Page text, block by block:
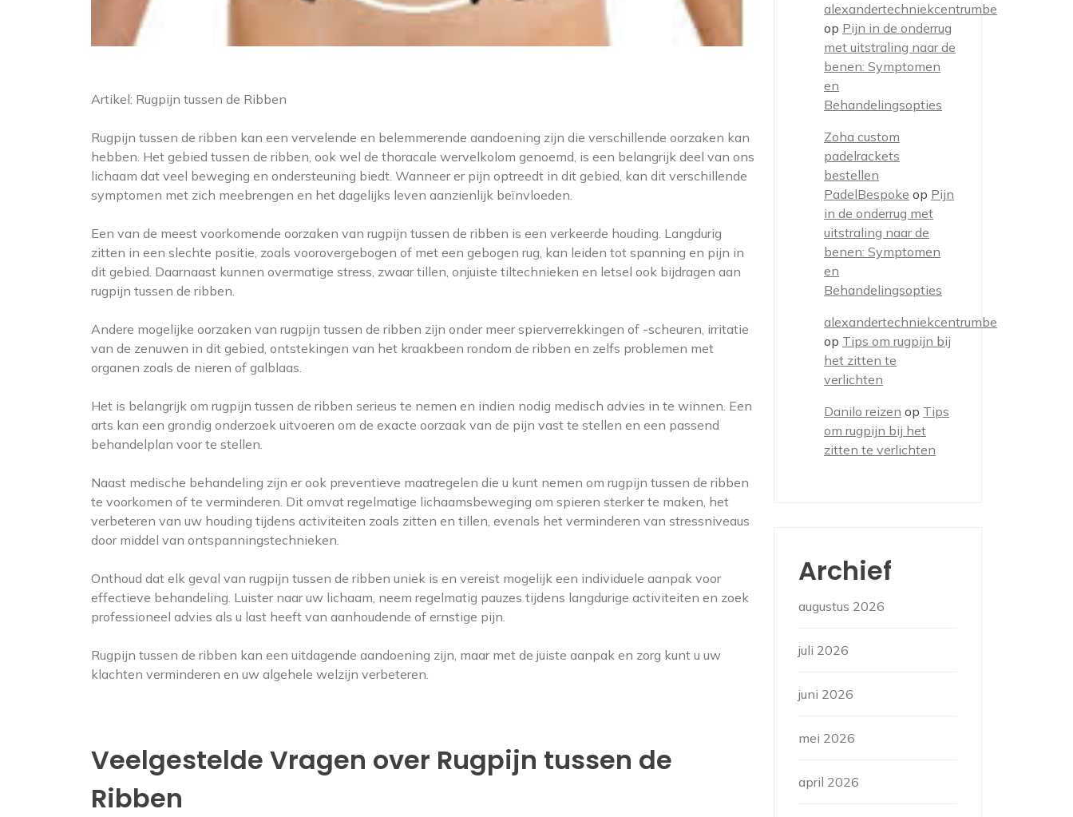
Artikel: Rugpijn tussen de Ribben
Rugpijn tussen de ribben kan een vervelende en belemmerende aandoening zijn die verschillende oorzaken kan
hebben. Het gebied tussen de ribben, ook wel de thoracale wervelkolom genoemd, is een belangrijk deel van ons
lichaam dat veel beweging en ondersteuning biedt. Wanneer er pijn optreedt in dit gebied, kan dit verschillende
symptomen met zich meebrengen en het dagelijks leven aanzienlijk beïnvloeden.
Een van de meest voorkomende oorzaken van rugpijn tussen de ribben is een verkeerde houding. Langdurig
zitten in een slechte positie, zoals voorovergebogen of met een gebogen rug, kan leiden tot spanning en pijn in
dit gebied. Daarnaast kunnen overmatige stress, zwaar tillen, onjuiste tiltechnieken en letsel ook bijdragen aan
rugpijn tussen de ribben.
Andere mogelijke oorzaken van rugpijn tussen de ribben zijn onder meer spierverrekkingen of -scheuren, irritatie
van de zenuwen in dit gebied, ontstekingen van het kraakbeen rondom de ribben en zelfs problemen met
organen zoals de nieren of galblaas.
Het is belangrijk om rugpijn tussen de ribben serieus te nemen en indien nodig medisch advies in te winnen. Een
arts kan een grondig onderzoek uitvoeren om de exacte oorzaak van de pijn vast te stellen en een passend
behandelplan voor te stellen.
Naast medische behandeling zijn er ook preventieve maatregelen die u kunt nemen om rugpijn tussen de ribben
te voorkomen of te verminderen. Dit omvat regelmatige lichaamsbeweging om spieren sterker te maken, het
verbeteren van uw houding tijdens activiteiten zoals zitten en tillen, evenals het verminderen van stressniveaus
door middel van ontspanningstechnieken.
Onthoud dat elk geval van rugpijn tussen de ribben uniek is en vereist mogelijk een individuele aanpak voor
effectieve behandeling. Luister naar uw lichaam, neem regelmatig pauzes tijdens langdurige activiteiten en zoek
professioneel advies als u last heeft van aanhoudende of ernstige pijn.
Rugpijn tussen de ribben kan een uitdagende aandoening zijn, maar met de juiste aanpak en zorg kunt u uw
klachten verminderen en uw algehele welzijn verbeteren.
Veelgestelde Vragen over Rugpijn tussen de
Ribben
alexandertechniekcentrumbe
op Pijn in de onderrug
met uitstraling naar de
benen: Symptomen
en
Behandelingsopties
Zoha custom
padelrackets
bestellen
PadelBespoke op Pijn
in de onderrug met
uitstraling naar de
benen: Symptomen
en
Behandelingsopties
alexandertechniekcentrumbe
op Tips om rugpijn bij
het zitten te
verlichten
Danilo reizen op Tips
om rugpijn bij het
zitten te verlichten
Archief
augustus 2026
juli 2026
juni 2026
mei 2026
april 2026